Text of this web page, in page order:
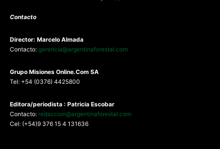
Contacto
Director: Marcelo Almada
Contacto: gerencia@argentinaforestal.com
Grupo Misiones Online.Com SA
Tel: +54 (0376) 4425800
Editora/periodista : Patricia Escobar
Contacto: redaccion@argentinaforestal.com
Cel: (+54)9 376 15 4 131636